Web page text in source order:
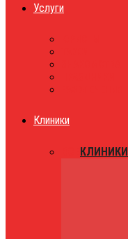
Услуги
Клиники
КЛИНИКИ